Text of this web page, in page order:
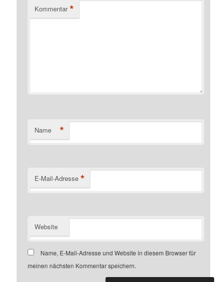
Kommentar *
Name *
E-Mail-Adresse *
Website
Name, E-Mail-Adresse und Website in diesem Browser für
meinen nächsten Kommentar speichern.